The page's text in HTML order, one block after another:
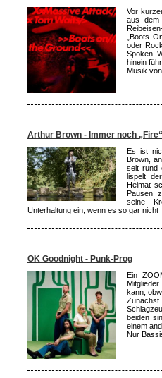
Vor
aus dem
„Boots
oder
Spoken
hinein
Musik
Arthur Brown - Immer noch
Es ist
Brown,
seit rund
lispelt
Heimat
Pausen
seine
Unterhaltung ein, wenn es so gar nicht
OK Goodnight - Punk-Prog
Ein
kann,
beiden
einem
Nur